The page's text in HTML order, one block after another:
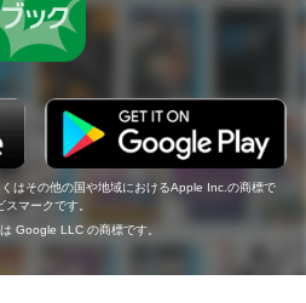
はその他の国や地域におけるApple Inc.の商標で
マークです。
Google LLC の商標です。